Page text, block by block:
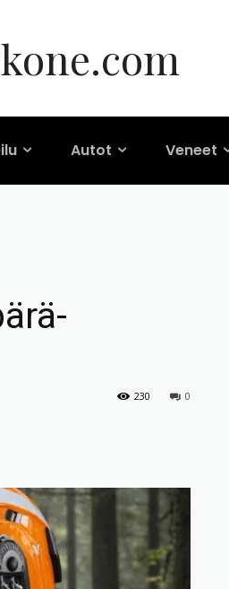
Autot Veneet
0
230